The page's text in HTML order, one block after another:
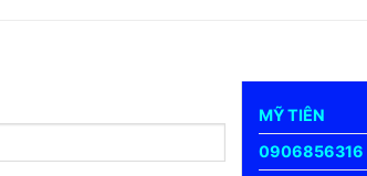
MỸ TIÊN
0906856316